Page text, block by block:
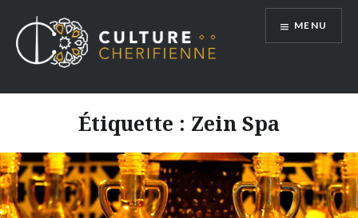
contenu
MENU
Étiquette : Zein Spa